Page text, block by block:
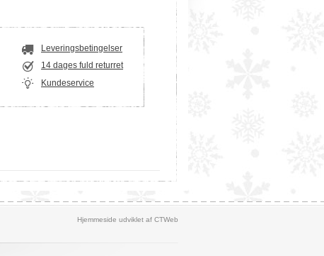
Leveringsbetingelser
14 dages fuld returret
Kundeservice
Hjemmeside udviklet af CTWeb